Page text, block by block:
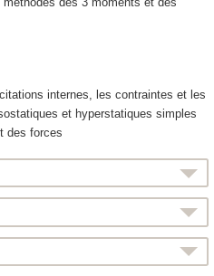
internes, les contraintes et les
et hyperstatiques simples
des forces